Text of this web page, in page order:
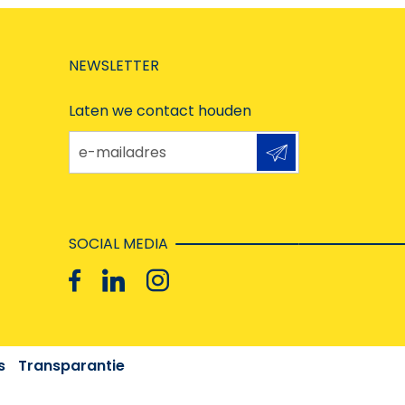
NEWSLETTER
Laten we contact houden
e-mailadres
SOCIAL MEDIA
Transparantie